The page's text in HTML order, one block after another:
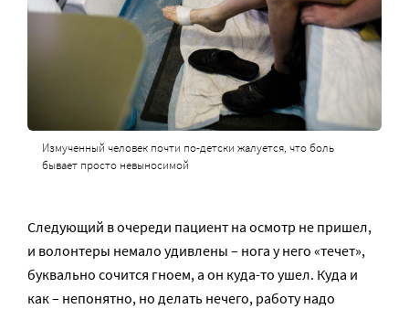
Измученный человек почти по-детски жалуется, что боль
бывает просто невыносимой
Следующий в очереди пациент на осмотр не пришел,
и волонтеры немало удивлены – нога у него «течет»,
буквально сочится гноем, а он куда-то ушел. Куда и
как – непонятно, но делать нечего, работу надо